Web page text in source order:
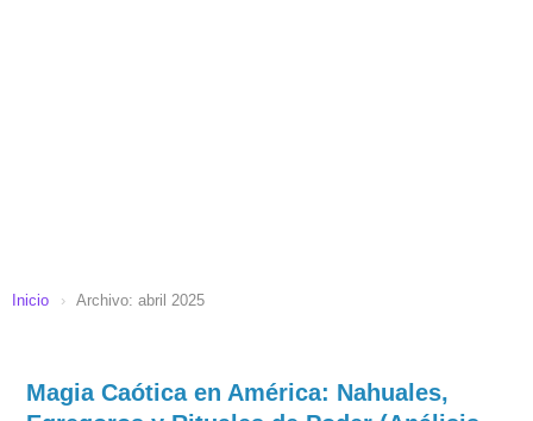
Inicio › Archivo: abril 2025
Magia Caótica en América: Nahuales,